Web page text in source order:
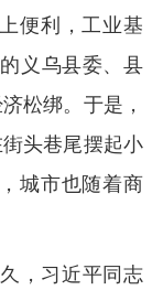
便利，工业基
义乌县委、县
松绑。于是，
街头巷尾摆起小
城市也随着商
，习近平同志